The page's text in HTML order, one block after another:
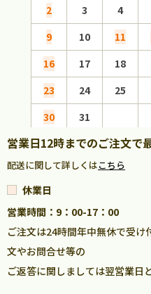
2
3 4
9
10 11
16
17 18
23
24 25
30
31
営業日12時までのご注文で
配送に関して詳しくはこちら
休業日
営業時間：9：00-17：00
ご注文は24時間年中無休で受
文やお問合せ等の
ご返答に関しましては翌営業日